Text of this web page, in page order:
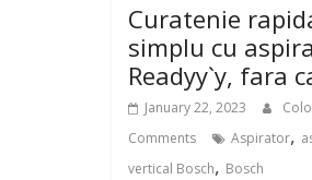
Curatenie
simplu cu
Readyy`y, fara
January 22, 2023
Comments
Aspirator,
vertical Bosch, Bosch